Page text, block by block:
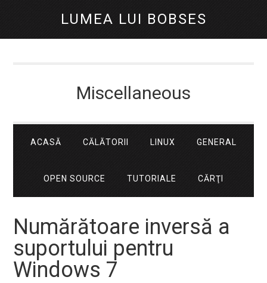
LUMEA LUI BOBSES
Miscellaneous
ACASĂ CĂLĂTORII LINUX GENERAL
OPEN SOURCE TUTORIALE CĂRŢI
Numărătoare inversă a
suportului pentru
Windows 7